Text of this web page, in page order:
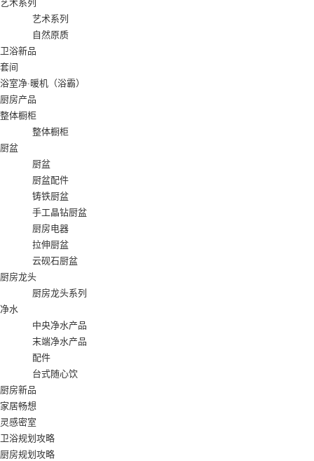
艺术系列
艺术系列
自然原质
卫浴新品
套间
浴室净·暖机（浴霸）
厨房产品
整体橱柜
整体橱柜
厨盆
厨盆
厨盆配件
铸铁厨盆
手工晶钻厨盆
厨房电器
拉伸厨盆
云砚石厨盆
厨房龙头
厨房龙头系列
净水
中央净水产品
末端净水产品
配件
台式随心饮
厨房新品
家居畅想
灵感密室
卫浴规划攻略
厨房规划攻略